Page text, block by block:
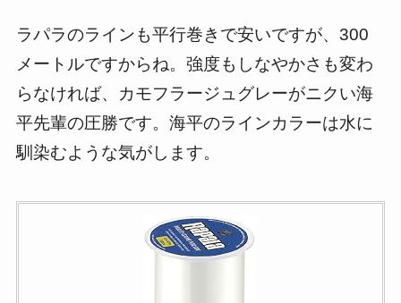
ラパラのラインも平行巻きで安いですが、300
メートルですからね。強度もしなやかさも変わ
らなければ、カモフラージュグレーがニクい海
平先輩の圧勝です。海平のラインカラーは水に
馴染むような気がします。